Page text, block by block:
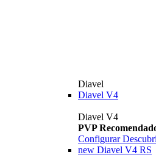
Diavel
Diavel V4
Diavel V4
PVP
Configurar
new Diavel V4 RS